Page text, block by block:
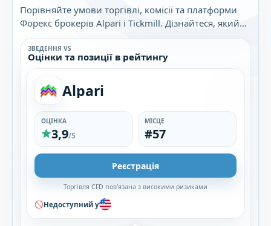
Порівняйте умови торгівлі, комісії та платформи
Форекс брокерів Alpari і Tickmill. Дізнайтеся, який
брокер найкраще підходить саме вам.
ЗВЕДЕННЯ VS
Оцінки та позиції в рейтингу
Alpari
ОЦІНКА
3,9/5
МІСЦЕ
#57
Реєстрація
Торгівля CFD пов'язана з високими ризиками
Недоступний у